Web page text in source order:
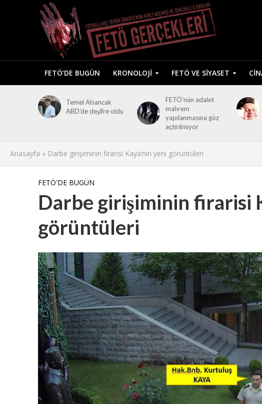
FETÖ’DE BUGÜN KRONOLOJI FETÖ VE SIYASET
Temel Alsancak
ABD’de deşifre oldu
FETÖ’nün adalet
mahrem
yapılanmasına göz
açtırılmıyor
Anasayfa » Darbe girişiminin firarisi Kaya’nın yeni görüntüleri
FETÖ'DE BUGÜN
Darbe girişiminin firarisi
görüntüleri